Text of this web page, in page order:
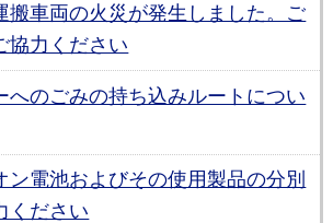
搬車両の火災が発生しました。ご
協力ください
へのごみの持ち込みルートについ
ン電池およびその使用製品の分別
ください